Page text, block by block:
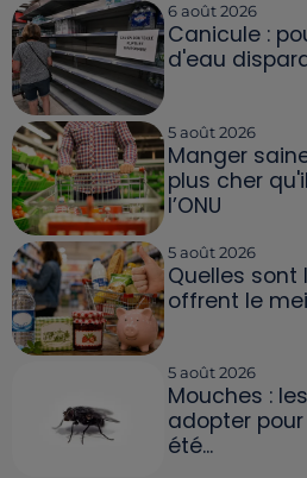
6 août 2026
Canicule :
d'eau
5 août 2026
Manger
plus cher
l’ONU
5 août 2026
Quelles
offrent le
5 août 2026
Mouches :
adopter
été...